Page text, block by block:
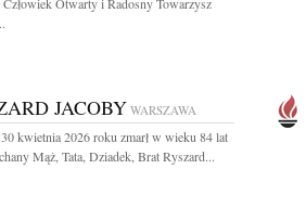
JACOBY WARSZAWA
kwietnia 2026 roku zmarł w wieku 84 lat
Mąż, Tata, Dziadek, Brat Ryszard...